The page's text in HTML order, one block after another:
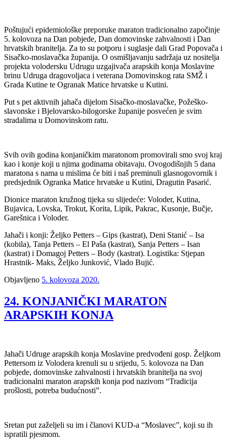
Poštujući epidemiološke preporuke maraton tradicionalno započinje
5. kolovoza na Dan pobjede, Dan domovinske zahvalnosti i Dan
hrvatskih branitelja. Za to su potporu i suglasje dali Grad Popovača i
Sisačko-moslavačka županija. O osmišljavanju sadržaja uz nositelja
projekta volodersku Udrugu uzgajivača arapskih konja Moslavine
brinu Udruga dragovoljaca i veterana Domovinskog rata SMŽ i
Grada Kutine te Ogranak Matice hrvatske u Kutini.
Put s pet aktivnih jahača dijelom Sisačko-moslavačke, Požeško-
slavonske i Bjelovarsko-bilogorske županije posvećen je svim
stradalima u Domovinskom ratu.
Svih ovih godina konjaničkim maratonom promovirali smo svoj kraj
kao i konje koji u njima godinama obitavaju. Ovogodišnjih 5 dana
maratona s nama u mislima će biti i naš preminuli glasnogovornik i
predsjednik Ogranka Matice hrvatske u Kutini, Dragutin Pasarić.
Dionice maraton kružnog tijeka su slijedeće: Voloder, Kutina,
Bujavica, Lovska, Trokut, Korita, Lipik, Pakrac, Kusonje, Bučje,
Garešnica i Voloder.
Jahači i konji: Željko Petters – Gips (kastrat), Deni Stanić – Isa
(kobila), Tanja Petters – El Paša (kastrat), Sanja Petters – Isan
(kastrat) i Domagoj Petters – Body (kastrat). Logistika: Stjepan
Hrastnik- Maks, Željko Junković, Vlado Bujić.
Objavljeno 5. kolovoza 2020.
24. KONJANIČKI MARATON
ARAPSKIH KONJA
Jahači Udruge arapskih konja Moslavine predvođeni gosp. Željkom
Pettersom iz Volodera krenuli su u srijedu, 5. kolovoza na Dan
pobjede, domovinske zahvalnosti i hrvatskih branitelja na svoj
tradicionalni maraton arapskih konja pod nazivom “Tradicija
prošlosti, potreba budućnosti”.
Sretan put zaželjeli su im i članovi KUD-a “Moslavec”, koji su ih
ispratili pjesmom.